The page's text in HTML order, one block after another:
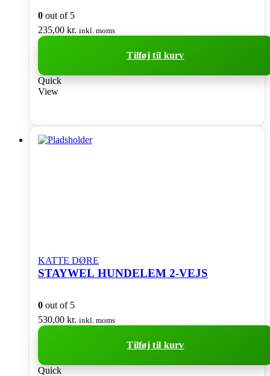
0 out of 5
235,00 kr. inkl. moms
Tilføj til kurv
Quick
View
KATTE DØRE
STAYWEL HUNDELEM 2-VEJS
0 out of 5
530,00 kr. inkl. moms
Tilføj til kurv
Quick